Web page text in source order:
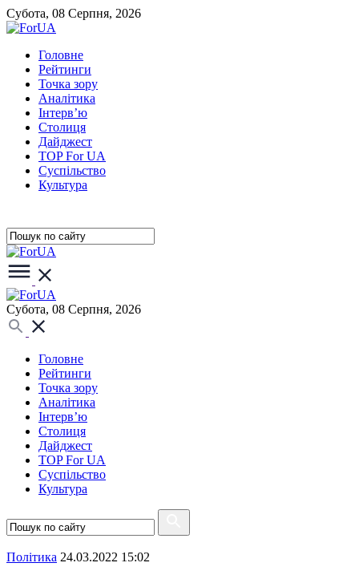
Субота, 08 Серпня, 2026
Головне
Рейтинги
Точка зору
Аналітика
Інтерв’ю
Столиця
Дайджест
TOP For UA
Суспiльство
Культура
Субота, 08 Серпня, 2026
Головне
Рейтинги
Точка зору
Аналітика
Інтерв’ю
Столиця
Дайджест
TOP For UA
Суспiльство
Культура
Полiтика 24.03.2022 15:02